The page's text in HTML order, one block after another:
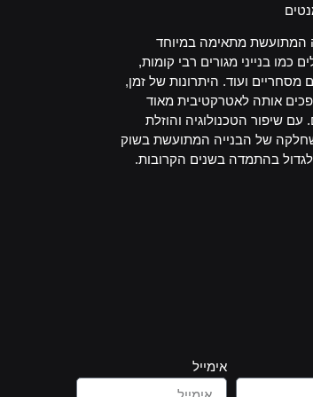
המתועשת מתאימה במיוחד
כמו בנייני מגורים רבי קומות,
מסחריים ועוד. היתרונות של זמן,
אותה לאטרקטיבית מאוד
עם שיפור הטכנולוגיה והוזלת
שחלקה של הבנייה המתועשת בשוק
לגדול בהתמדה בשנים הקרובות.
אימייל